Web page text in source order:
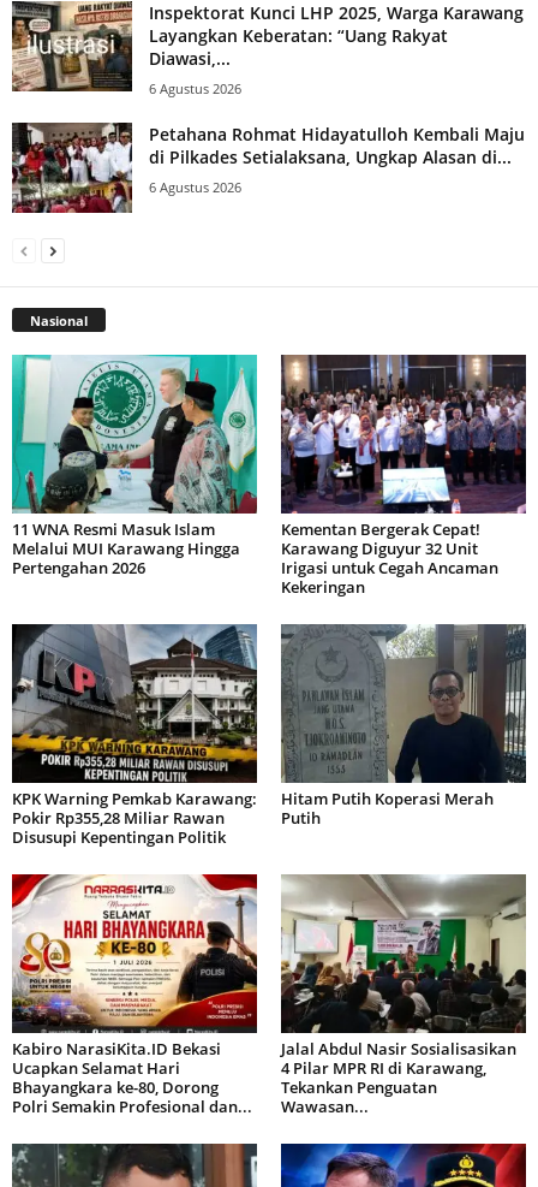
Inspektorat Kunci LHP 2025, Warga Karawang
Layangkan Keberatan: “Uang Rakyat
Diawasi,...
6 Agustus 2026
Petahana Rohmat Hidayatulloh Kembali Maju
di Pilkades Setialaksana, Ungkap Alasan di...
6 Agustus 2026
Nasional
11 WNA Resmi Masuk Islam
Melalui MUI Karawang Hingga
Pertengahan 2026
Kementan Bergerak Cepat!
Karawang Diguyur 32 Unit
Irigasi untuk Cegah Ancaman
Kekeringan
KPK Warning Pemkab Karawang:
Pokir Rp355,28 Miliar Rawan
Disusupi Kepentingan Politik
Hitam Putih Koperasi Merah
Putih
Kabiro NarasiKita.ID Bekasi
Ucapkan Selamat Hari
Bhayangkara ke-80, Dorong
Polri Semakin Profesional dan...
Jalal Abdul Nasir Sosialisasikan
4 Pilar MPR RI di Karawang,
Tekankan Penguatan
Wawasan...